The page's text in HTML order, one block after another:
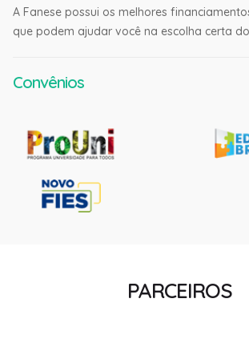
A Fanese possui os melhores
que podem ajudar você na escolha certa
Convênios
PARCEIROS